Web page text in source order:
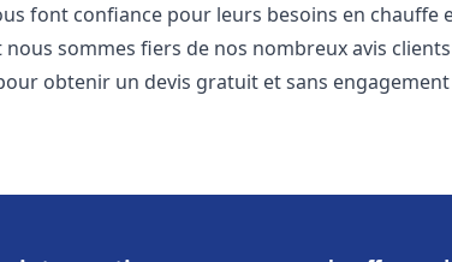
font confiance pour leurs besoins en chauffe
nous sommes fiers de nos nombreux avis
obtenir un devis gratuit et sans